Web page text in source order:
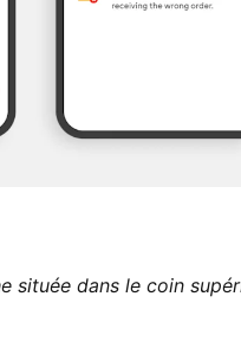
située dans le coin